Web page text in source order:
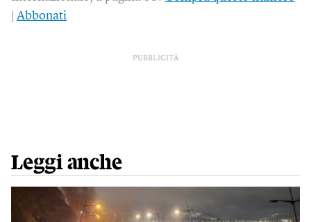
Abbonati
PUBBLICITÀ
Leggi anche